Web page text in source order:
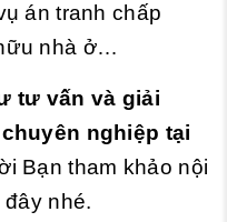
án tranh chấp
nhà ở…
tư vấn và giải
nghiệp tại
Bạn tham khảo nội
nhé.